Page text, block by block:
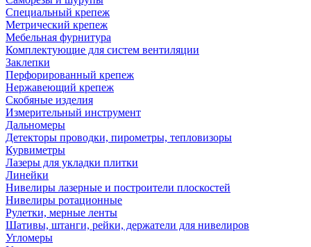
Специальный крепеж
Метрический крепеж
Мебельная фурнитура
Комплектующие для систем вентиляции
Заклепки
Перфорированный крепеж
Нержавеющий крепеж
Скобяные изделия
Измерительный инструмент
Дальномеры
Детекторы проводки, пирометры, тепловизоры
Курвиметры
Лазеры для укладки плитки
Линейки
Нивелиры лазерные и построители плоскостей
Нивелиры ротационные
Рулетки, мерные ленты
Шативы, штанги, рейки, держатели для нивелиров
Угломеры